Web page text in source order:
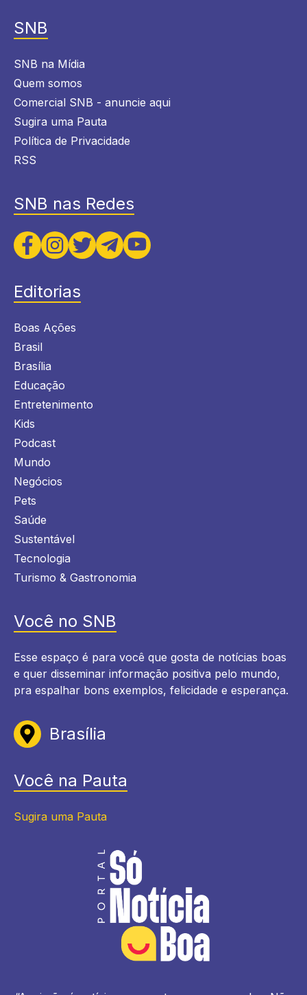
SNB
SNB na Mídia
Quem somos
Comercial SNB - anuncie aqui
Sugira uma Pauta
Política de Privacidade
RSS
SNB nas Redes
Editorias
Boas Ações
Brasil
Brasília
Educação
Entretenimento
Kids
Podcast
Mundo
Negócios
Pets
Saúde
Sustentável
Tecnologia
Turismo & Gastronomia
Você no SNB
Esse espaço é para você que gosta de notícias boas
e quer disseminar informação positiva pelo mundo,
pra espalhar bons exemplos, felicidade e esperança.
Brasília
Você na Pauta
Sugira uma Pauta